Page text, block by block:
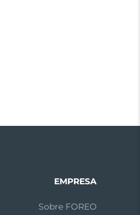
EMPRESA
Sobre FOREO